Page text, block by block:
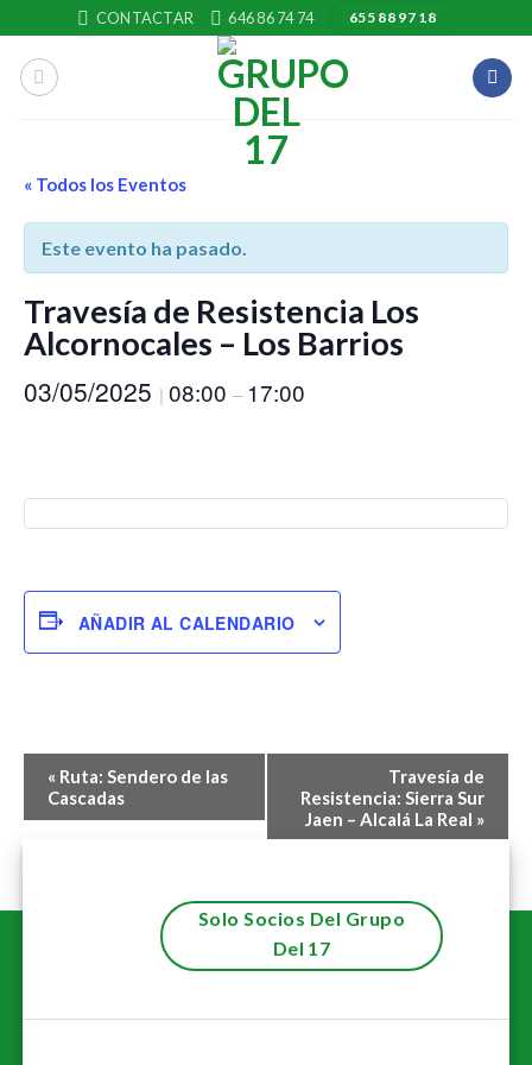
to
content
CONTACTAR 646 86 74 74 655 88 97 18
« Todos los Eventos
Este evento ha pasado.
Travesía de Resistencia Los
Alcornocales – Los Barrios
03/05/2025 | 08:00 – 17:00
AÑADIR AL CALENDARIO
Navegación
del
Evento
« Ruta: Sendero de las
Cascadas
Travesía de
Resistencia: Sierra Sur
Jaen – Alcalá La Real »
Solo Socios Del Grupo
Del 17